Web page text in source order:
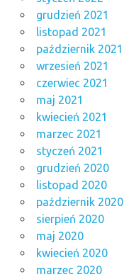
grudzień 2021
listopad 2021
październik 2021
wrzesień 2021
czerwiec 2021
maj 2021
kwiecień 2021
marzec 2021
styczeń 2021
grudzień 2020
listopad 2020
październik 2020
sierpień 2020
maj 2020
kwiecień 2020
marzec 2020